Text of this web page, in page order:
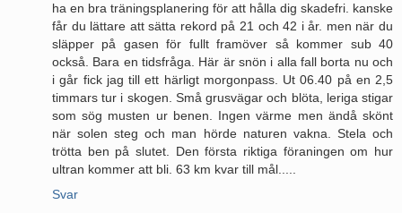
ha en bra träningsplanering för att hålla dig skadefri. kanske
får du lättare att sätta rekord på 21 och 42 i år. men när du
släpper på gasen för fullt framöver så kommer sub 40
också. Bara en tidsfråga. Här är snön i alla fall borta nu och
i går fick jag till ett härligt morgonpass. Ut 06.40 på en 2,5
timmars tur i skogen. Små grusvägar och blöta, leriga stigar
som sög musten ur benen. Ingen värme men ändå skönt
när solen steg och man hörde naturen vakna. Stela och
trötta ben på slutet. Den första riktiga föraningen om hur
ultran kommer att bli. 63 km kvar till mål.....
Svar